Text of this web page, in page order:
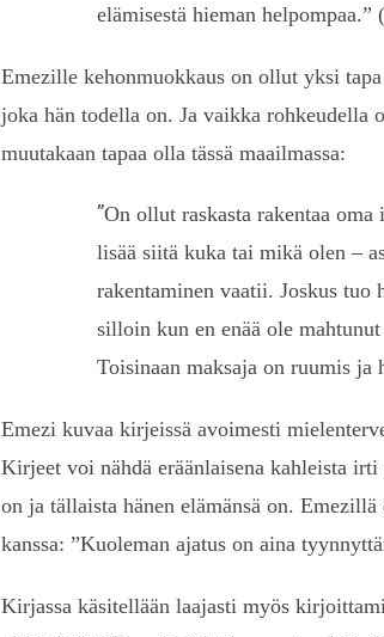
elämisestä hieman helpompaa.”
Emezille kehonmuokkaus on ollut yksi
joka hän todella on. Ja vaikka rohkeudella
muutakaan tapaa olla tässä maailmassa:
”On ollut raskasta rakentaa
lisää siitä kuka tai mikä olen –
rakentaminen vaatii. Joskus
silloin kun en enää ole
Toisinaan maksaja on ruumis
Emezi kuvaa kirjeissä avoimesti
Kirjeet voi nähdä eräänlaisena kahleista irti
on ja tällaista hänen elämänsä on.
kanssa: ”Kuoleman ajatus on aina
Kirjassa käsitellään laajasti myös